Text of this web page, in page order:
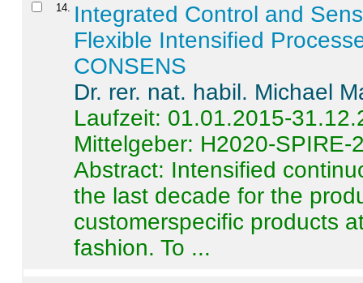
14
Integrated Control and
Flexible Intensified
CONSENS
Dr. rer. nat. habil. Michael
Laufzeit: 01.01.2015-
Mittelgeber: H2020-SPIRE-
Abstract: Intensified
the last decade for the
customerspecific products
fashion. To ...